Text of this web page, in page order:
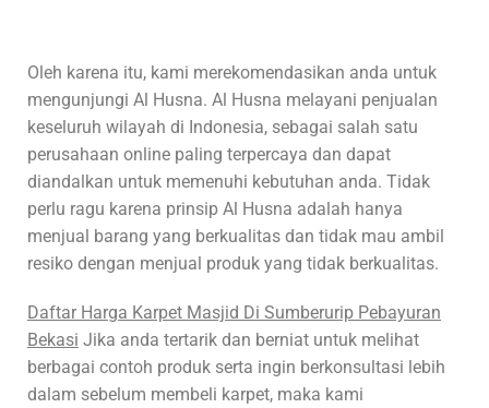
Oleh karena itu, kami merekomendasikan anda untuk
mengunjungi Al Husna. Al Husna melayani penjualan
keseluruh wilayah di Indonesia, sebagai salah satu
perusahaan online paling terpercaya dan dapat
diandalkan untuk memenuhi kebutuhan anda. Tidak
perlu ragu karena prinsip Al Husna adalah hanya
menjual barang yang berkualitas dan tidak mau ambil
resiko dengan menjual produk yang tidak berkualitas.
Daftar Harga Karpet Masjid Di Sumberurip Pebayuran
Bekasi Jika anda tertarik dan berniat untuk melihat
berbagai contoh produk serta ingin berkonsultasi lebih
dalam sebelum membeli karpet, maka kami